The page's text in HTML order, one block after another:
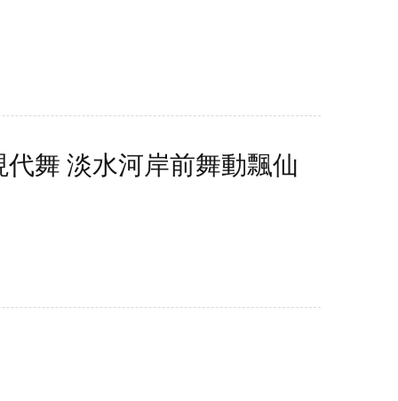
舞 淡水河岸前舞動飄仙